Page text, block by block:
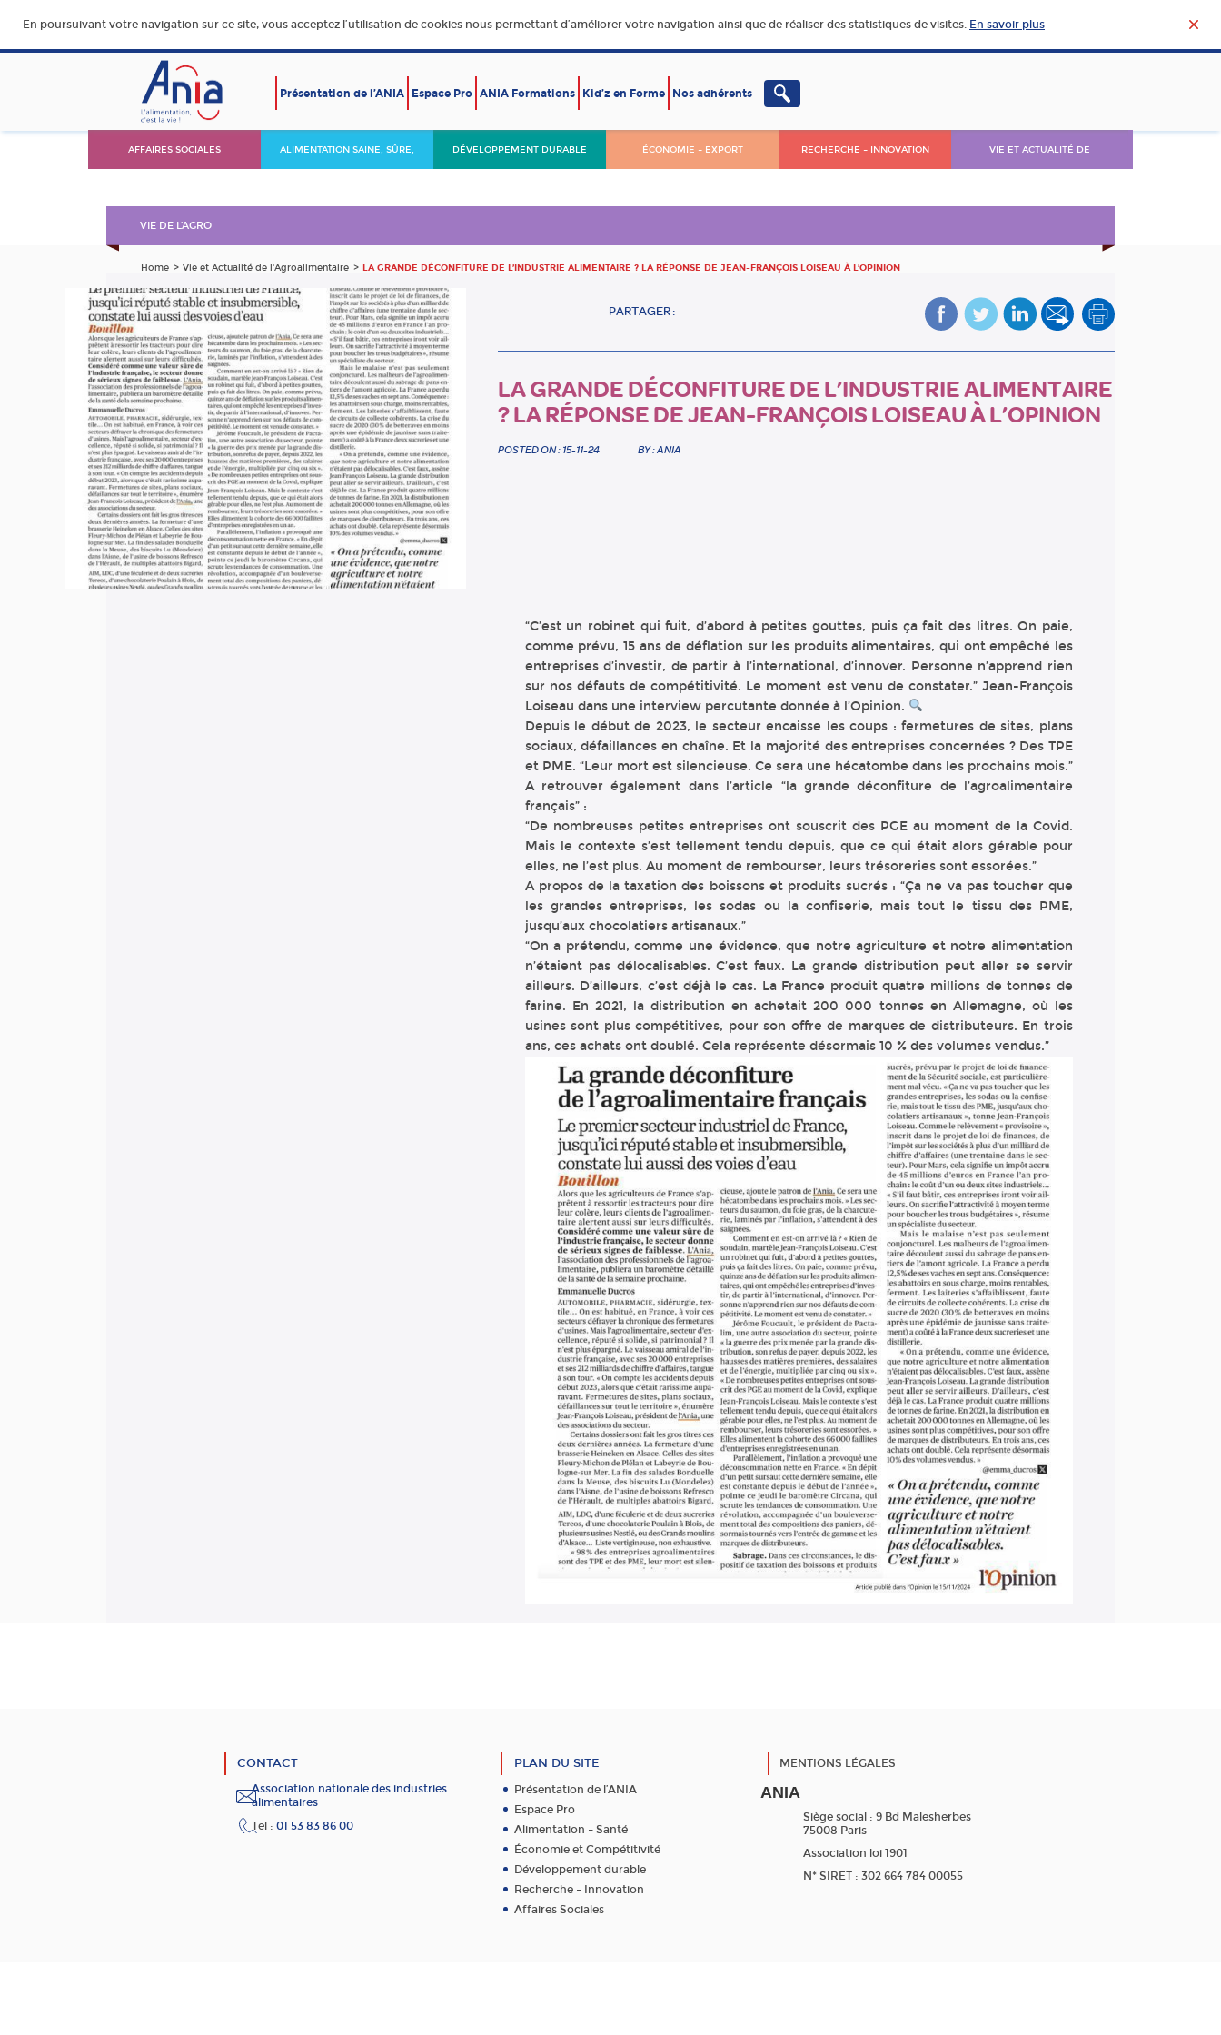
En poursuivant votre navigation sur ce site, vous acceptez l’utilisation de cookies nous permettant d’améliorer votre navigation ainsi que de réaliser des statistiques de visites. En savoir plus
Présentation de l’ANIA Espace Pro ANIA Formations Kid’z en Forme Nos adhérents
AFFAIRES SOCIALES ALIMENTATION SAINE, SÛRE, DÉVELOPPEMENT DURABLE ÉCONOMIE – EXPORT RECHERCHE – INNOVATION VIE ET ACTUALITÉ DE
VIE DE L’AGRO
Home Vie et Actualité de l'Agroalimentaire LA GRANDE DÉCONFITURE DE L’INDUSTRIE ALIMENTAIRE ? LA RÉPONSE DE JEAN-FRANÇOIS LOISEAU À L’OPINION
PARTAGER :
LA GRANDE DÉCONFITURE DE L’INDUSTRIE ALIMENTAIRE
? LA RÉPONSE DE JEAN-FRANÇOIS LOISEAU À L’OPINION
POSTED ON : 15-11-24 BY : ANIA
“C’est un robinet qui fuit, d’abord à petites gouttes, puis ça fait des litres. On paie,
comme prévu, 15 ans de déflation sur les produits alimentaires, qui ont empêché les
entreprises d’investir, de partir à l’international, d’innover. Personne n’apprend rien
sur nos défauts de compétitivité. Le moment est venu de constater.” Jean-François
Loiseau dans une interview percutante donnée à l’Opinion.
Depuis le début de 2023, le secteur encaisse les coups : fermetures de sites, plans
sociaux, défaillances en chaîne. Et la majorité des entreprises concernées ? Des TPE
et PME. “Leur mort est silencieuse. Ce sera une hécatombe dans les prochains mois.”
A retrouver également dans l’article “la grande déconfiture de l’agroalimentaire
français” :
“De nombreuses petites entreprises ont souscrit des PGE au moment de la Covid.
Mais le contexte s’est tellement tendu depuis, que ce qui était alors gérable pour
elles, ne l’est plus. Au moment de rembourser, leurs trésoreries sont essorées.”
A propos de la taxation des boissons et produits sucrés : “Ça ne va pas toucher que
les grandes entreprises, les sodas ou la confiserie, mais tout le tissu des PME,
jusqu’aux chocolatiers artisanaux.”
“On a prétendu, comme une évidence, que notre agriculture et notre alimentation
n’étaient pas délocalisables. C’est faux. La grande distribution peut aller se servir
ailleurs. D’ailleurs, c’est déjà le cas. La France produit quatre millions de tonnes de
farine. En 2021, la distribution en achetait 200 000 tonnes en Allemagne, où les
usines sont plus compétitives, pour son offre de marques de distributeurs. En trois
ans, ces achats ont doublé. Cela représente désormais 10 % des volumes vendus.”
CONTACT
Association nationale des industries
alimentaires
Tel : 01 53 83 86 00
PLAN DU SITE
Présentation de l’ANIA
Espace Pro
Alimentation – Santé
Économie et Compétitivité
Développement durable
Recherche – Innovation
Affaires Sociales
MENTIONS LÉGALES
ANIA
Siège social : 9 Bd Malesherbes
75008 Paris
Association loi 1901
N* SIRET : 302 664 784 00055